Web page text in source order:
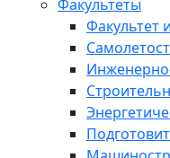
Факультеты
Факультет